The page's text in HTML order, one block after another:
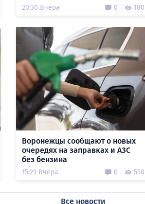
20:30 Вчера 0 180
Воронежцы сообщают о новых
очередях на заправках и АЗС
без бензина
15:29 Вчера 0 550
Все новости